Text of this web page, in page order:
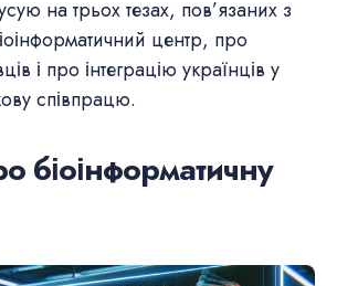
на трьох тезах, пов’язаних з
центр, про
і про інтеграцію українців у
співпрацю.
біоінформатичну